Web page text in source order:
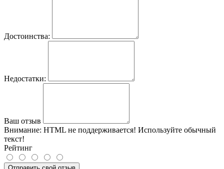
Достоинства:
Недостатки:
Ваш отзыв
Внимание: HTML не поддерживается! Используйте обычный
текст!
Рейтинг